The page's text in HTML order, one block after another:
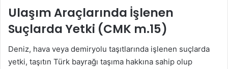
Ulaşım Araçlarında İşlenen
Suçlarda Yetki (CMK m.15)
Deniz, hava veya demiryolu taşıtlarında işlenen suçlarda
yetki, taşıtın Türk bayrağı taşıma hakkına sahip olup